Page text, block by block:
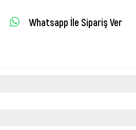
Whatsapp İle Sipariş Ver